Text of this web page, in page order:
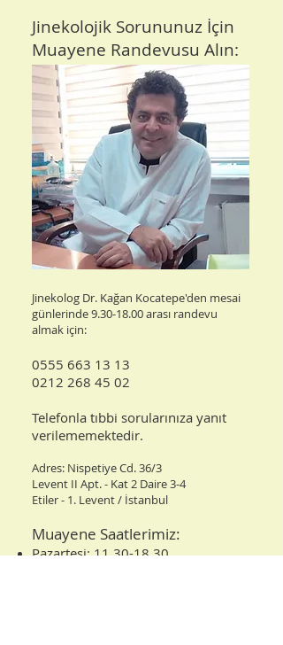
Jinekolojik Sorununuz İçin
Muayene Randevusu Alın:
Jinekolog Dr. Kağan Kocatepe'den mesai
günlerinde9.30-18.00arası randevu
almak için:
0555 663 13 13
0212 268 45 02​
Telefonla tıbbi sorularınıza yanıt
verilememektedir.
Adres: Nispetiye Cd. 36/3
Levent II Apt. - Kat 2 Daire 3-4
Etiler - 1. Levent / İstanbul
Muayene Saatlerimiz:
Pazartesi:11.30-18.30